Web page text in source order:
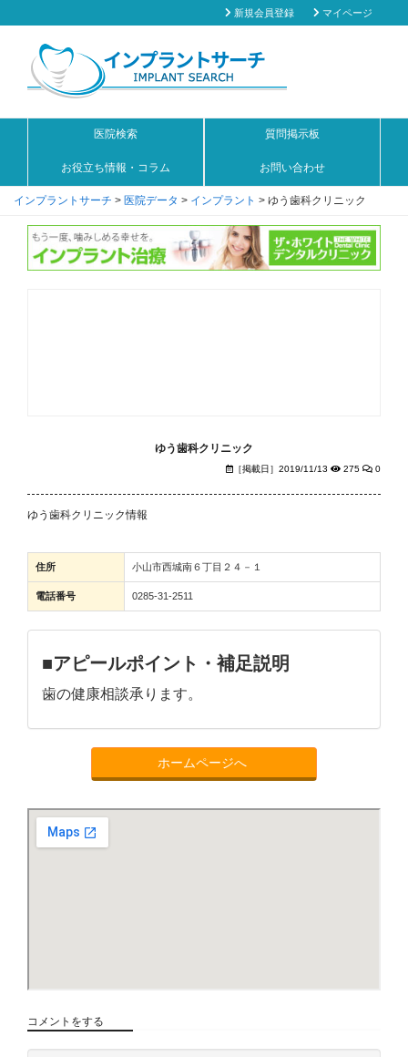
新規会員登録 マイページ
医院検索 質問掲示板
お役立ち情報・コラム お問い合わせ
インプラントサーチ > 医院データ > インプラント > ゆう歯科クリニック
ゆう歯科クリニック
［掲載日］2019/11/13 275 0
ゆう歯科クリニック情報
住所 小山市西城南６丁目２４－１
電話番号 0285-31-2511
■アピールポイント・補足説明
歯の健康相談承ります。
ホームページへ
コメントをする